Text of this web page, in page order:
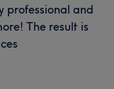
professional and
The result is